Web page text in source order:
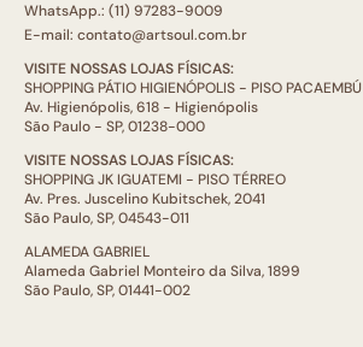
WhatsApp.: (11) 97283-9009
E-mail: contato@artsoul.com.br
VISITE NOSSAS LOJAS FÍSICAS:
SHOPPING PÁTIO HIGIENÓPOLIS - PISO PACAEMBÚ
Av. Higienópolis, 618 - Higienópolis
São Paulo - SP, 01238-000
VISITE NOSSAS LOJAS FÍSICAS:
SHOPPING JK IGUATEMI - PISO TÉRREO
Av. Pres. Juscelino Kubitschek, 2041
São Paulo, SP, 04543-011
ALAMEDA GABRIEL
Alameda Gabriel Monteiro da Silva, 1899
São Paulo, SP, 01441-002